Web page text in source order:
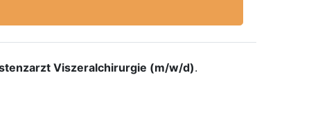
Viszeralchirurgie (m/w/d).